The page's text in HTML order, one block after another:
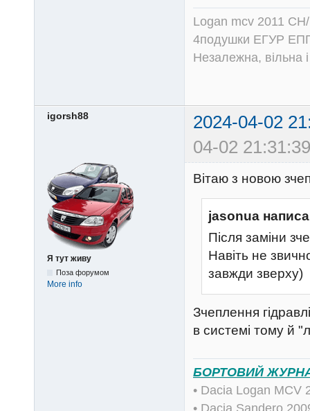
Logan mcv 2011
4подушки ЕГУР
Незалежна, вільна
igorsh88
2024-04-02
04-02
Я тут живу
Поза форумом
More info
Вітаю з новою
jasonua
Після заміни
Навіть не
завжди зверху)
Зчеплення
в системі тому й
БОРТОВИЙ
• Dacia Logan
• Dacia Sandero